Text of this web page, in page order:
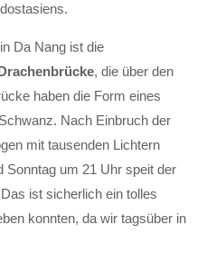
Da Nang ist die
, die über den
haben die Form eines
Nach Einbruch der
mit tausenden Lichtern
Sonntag um 21 Uhr speit der
ist sicherlich ein tolles
konnten, da wir tagsüber in